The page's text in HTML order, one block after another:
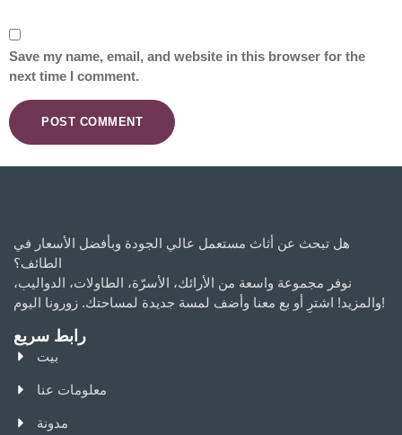
Save my name, email, and website in this browser for the
next time I comment.
هل تبحث عن أثاث مستعمل عالي الجودة وبأفضل الأسعار في
الطائف؟
نوفر مجموعة واسعة من الأرائك، الأسرّة، الطاولات، الدواليب،
والمزيد! اشترِ أو بع معنا وأضف لمسة جديدة لمساحتك. زورونا اليوم!
رابط سريع
بيت
معلومات عنا
مدونة